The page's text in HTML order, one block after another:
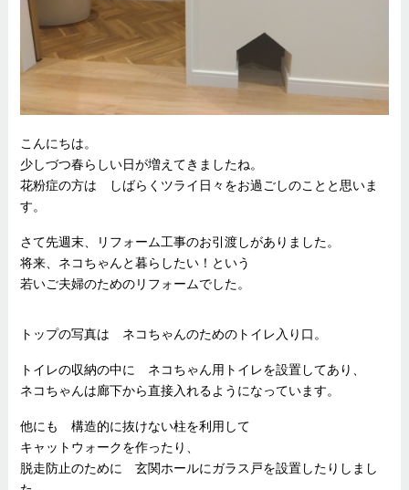
こんにちは。
少しづつ春らしい日が増えてきましたね。
花粉症の方は しばらくツライ日々をお過ごしのことと思いま
す。
さて先週末、リフォーム工事のお引渡しがありました。
将来、ネコちゃんと暮らしたい！という
若いご夫婦のためのリフォームでした。
トップの写真は ネコちゃんのためのトイレ入り口。
トイレの収納の中に ネコちゃん用トイレを設置してあり、
ネコちゃんは廊下から直接入れるようになっています。
他にも 構造的に抜けない柱を利用して
キャットウォークを作ったり、
脱走防止のために 玄関ホールにガラス戸を設置したりしまし